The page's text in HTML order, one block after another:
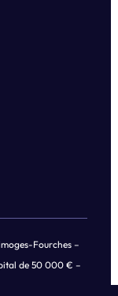
Fourches –
de 50 000 € –